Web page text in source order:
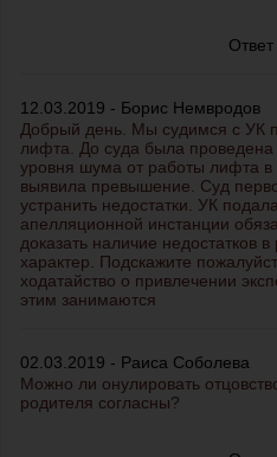
12.03.2019 - Борис Немвродов
Добрый день. Мы судимся с УК
лифта. До суда была проведена
уровня шума от работы лифта в
выявила превышение. Суд
устранить недостатки. УК
апелляционной инстанции
доказать наличие недостатков
характер. Подскажите
ходатайство о привлечении
этим занимаются
02.03.2019 - Раиса Соболева
Можно ли онулировать
родителя согласны?